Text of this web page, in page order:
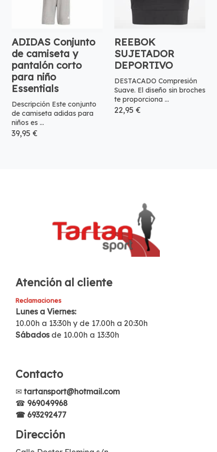
ADIDAS Conjunto
de camiseta y
pantalón corto
para niño
Essentials
Descripción Este conjunto
de camiseta adidas para
niños es ...
39,95 €
REEBOK
SUJETADOR
DEPORTIVO
DESTACADO Compresión
Suave. El diseño sin broches
te proporciona ...
22,95 €
Atención al cliente
Reclamaciones
Lunes a Viernes:
10.00h a 13:30h y de 17.00h a 20:30h
Sábados de 10.00h a 13:30h
Contacto
✉ tartansport@hotmail.com
☎ 969049968
☎ 693292477
Dirección